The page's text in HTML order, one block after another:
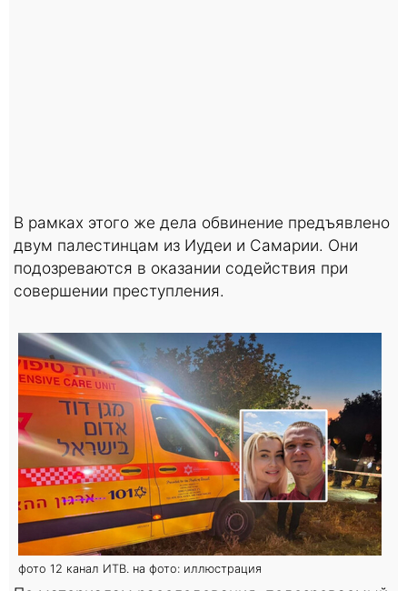
В рамках этого же дела обвинение предъявлено
двум палестинцам из Иудеи и Самарии. Они
подозреваются в оказании содействия при
совершении преступления.
фото 12 канал ИТВ. на фото: иллюстрация